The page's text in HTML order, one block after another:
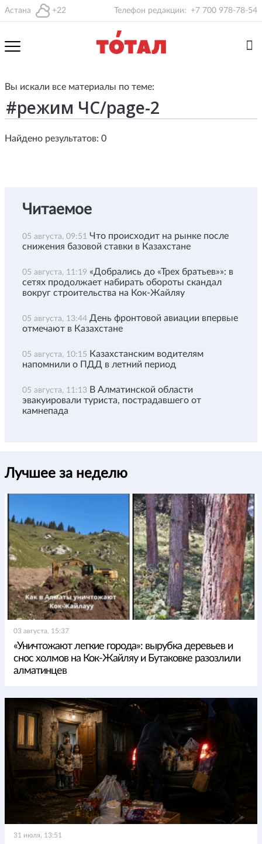
Астана +22 Телефон редакции: +7 700 978-78-54
Вы искали все материалы по теме:
Найдено результатов: 0
Читаемое
05 августа, 09:51 Что происходит на рынке после
снижения базовой ставки в Казахстане
05 августа, 11:19 «Добрались до «Трех братьев»»: в
сетях продолжает набирать обороты скандал
вокруг строительства на Кок-Жайляу
05 августа, 13:44 День фронтовой авиации впервые
отмечают в Казахстане
05 августа, 10:15 Казахстанским водителям
напомнили о ПДД в летний период
05 августа, 11:13 В Алматинской области
эвакуировали туриста, пострадавшего от
камнепада
Лучшее за неделю
03 августа, 15:37
«Уничтожают легкие города»: вырубка деревьев и
снос холмов на Кок-Жайляу и Бутаковке разозлили
алматинцев
31 июля, 13:51